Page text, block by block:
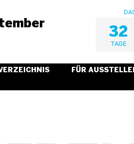
32
TAGE
FÜR